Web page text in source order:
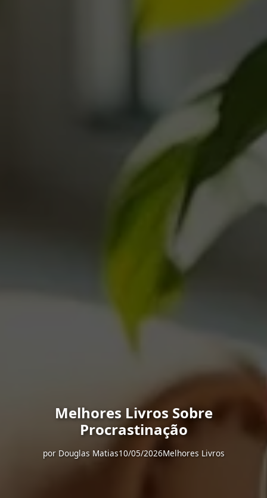
Melhores Livros Sobre
Procrastinação
por Douglas Matias10/05/2026Melhores Livros